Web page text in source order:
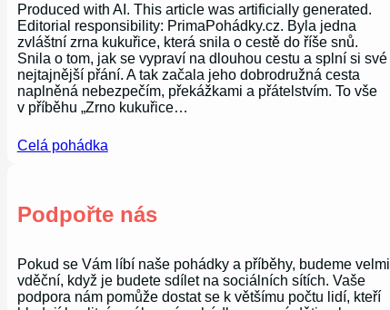
Produced with AI. This article was artificially generated.
Editorial responsibility: PrimaPohádky.cz. Byla jedna
zvláštní zrna kukuřice, která snila o cestě do říše snů.
Snila o tom, jak se vypraví na dlouhou cestu a splní si své
nejtajnější přání. A tak začala jeho dobrodružná cesta
naplněná nebezpečím, překážkami a přátelstvím. To vše
v příběhu „Zrno kukuřice…
Celá pohádka
Podpořte nás
Pokud se Vám líbí naše pohádky a příběhy, budeme velmi
vděční, když je budete sdílet na sociálních sítích. Vaše
podpora nám pomůže dostat se k většímu počtu lidí, kteří